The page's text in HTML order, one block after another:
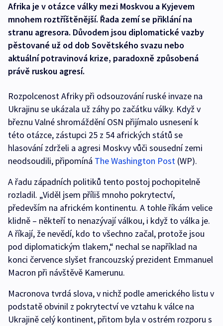
Afrika je v otázce války mezi Moskvou a Kyjevem
mnohem roztříštěnější. Řada zemí se přiklání na
stranu agresora. Důvodem jsou diplomatické vazby
pěstované už od dob Sovětského svazu nebo
aktuální potravinová krize, paradoxně způsobená
právě ruskou agresí.
Rozpolcenost Afriky při odsouzování ruské invaze na
Ukrajinu se ukázala už záhy po začátku války. Když v
březnu Valné shromáždění OSN přijímalo usnesení k
této otázce, zástupci 25 z 54 afrických států se
hlasování zdrželi a agresi Moskvy vůči sousední zemi
neodsoudili, připomíná The Washington Post (WP).
A řadu západních politiků tento postoj pochopitelně
rozladil. „Viděl jsem příliš mnoho pokrytectví,
především na africkém kontinentu. A tohle říkám velice
klidně – někteří to nenazývají válkou, i když to válka je.
A říkají, že nevědí, kdo to všechno začal, protože jsou
pod diplomatickým tlakem,“ nechal se například na
konci července slyšet francouzský prezident Emmanuel
Macron při návštěvě Kamerunu.
Macronova tvrdá slova, v nichž podle amerického listu v
podstatě obvinil z pokrytectví ve vztahu k válce na
Ukrajině celý kontinent, přitom byla v ostrém rozporu s